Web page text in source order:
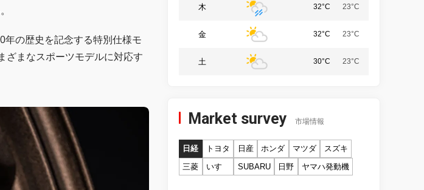
年の歴史を記念する特別仕様モ
ざまなスポーツモデルに対応す
木 32°C 23°C
金 32°C 23°C
土 30°C 23°C
Market survey 市場情報
日経 トヨタ 日産 ホンダ マツダ
スズキ
三菱
いすゞ SUBARU 日野 ヤマハ発動機